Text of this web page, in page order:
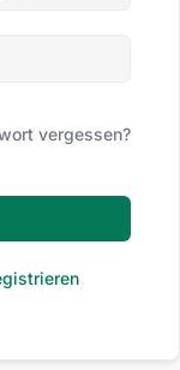
vergessen?